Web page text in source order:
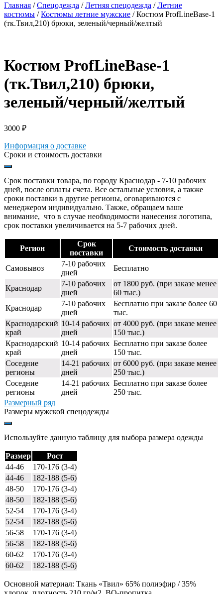
Главная /Спецодежда /Летняя спецодежда /Летние
костюмы /Костюмы летние мужские / Костюм ProfLineBase-1
(тк.Твил,210) брюки, зеленый/черный/желтый
Костюм ProfLineBase-1
(тк.Твил,210) брюки,
зеленый/черный/желтый
3000 ₽
Информация о доставке
Сроки и стоимость доставки
Срок поставки товара, по городу Краснодар - 7-10 рабочих
дней, после оплаты счета. Все остальные условия, а также
сроки поставки в другие регионы, оговариваются с
менеджером индивидуально. Также, обращаем ваше
внимание, что в случае необходимости нанесения логотипа,
срок поставки увеличивается на 5-7 рабочих дней.
Регион
Срок
поставки
Стоимость доставки
Самовывоз
7-10 рабочих
дней
Бесплатно
Краснодар
7-10 рабочих
дней
от 1800 руб. (при заказе менее
60 тыс.)
Краснодар
7-10 рабочих
дней
Бесплатно при заказе более 60
тыс.
Краснодарский
край
10-14 рабочих
дней
от 4000 руб. (при заказе менее
150 тыс.)
Краснодарский
край
10-14 рабочих
дней
Бесплатно при заказе более
150 тыс.
Соседние
регионы
14-21 рабочих
дней
от 6000 руб. (при заказе менее
250 тыс.)
Соседние
регионы
14-21 рабочих
дней
Бесплатно при заказе более
250 тыс.
Размерный ряд
Размеры мужской спецодежды
Используйте данную таблицу для выбора размера одежды
Размер
Рост
44-46
170-176 (3-4)
44-46
182-188 (5-6)
48-50
170-176 (3-4)
48-50
182-188 (5-6)
52-54
170-176 (3-4)
52-54
182-188 (5-6)
56-58
170-176 (3-4)
56-58
182-188 (5-6)
60-62
170-176 (3-4)
60-62
182-188 (5-6)
Основной материал: Ткань «Твил» 65% полиэфир / 35%